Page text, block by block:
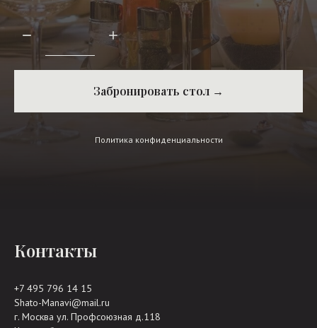
Забронировать стол →
Политика конфиденциальности
Контакты
+7 495 796 14 15
Shato-Manavi@mail.ru
г. Москва ул. Профсоюзная д.118